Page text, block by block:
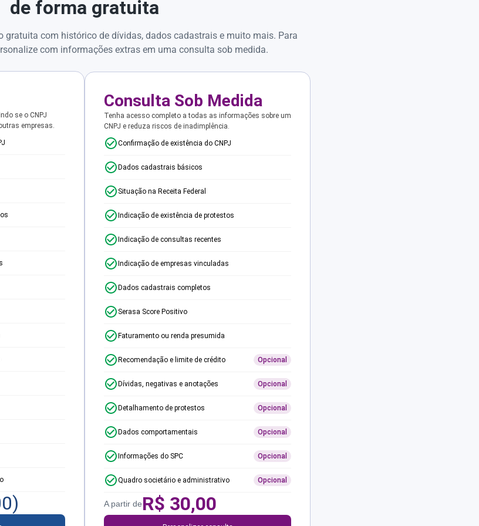
de forma gratuita
gratuita com histórico de dívidas, dados cadastrais e muito mais. Para
com informações extras em uma consulta sob medida.
se o CNPJ
empresas.
)
Consulta Sob Medida
Tenha acesso completo a todas as informações sobre um
CNPJ e reduza riscos de inadimplência.
Confirmação de existência do CNPJ
Dados cadastrais básicos
Situação na Receita Federal
Indicação de existência de protestos
Indicação de consultas recentes
Indicação de empresas vinculadas
Dados cadastrais completos
Serasa Score Positivo
Faturamento ou renda presumida
Recomendação e limite de crédito Opcional
Dívidas, negativas e anotações Opcional
Detalhamento de protestos Opcional
Dados comportamentais Opcional
Informações do SPC Opcional
Quadro societário e administrativo Opcional
A partir deR$ 30,00